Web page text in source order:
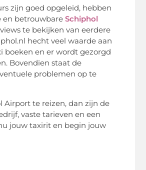
zijn goed opgeleid, hebben
en betrouwbare Schiphol
te bekijken van eerdere
hecht veel waarde aan
boeken en er wordt gezorgd
Bovendien staat de
problemen op te
Airport te reizen, dan zijn de
vaste tarieven en een
jouw taxirit en begin jouw